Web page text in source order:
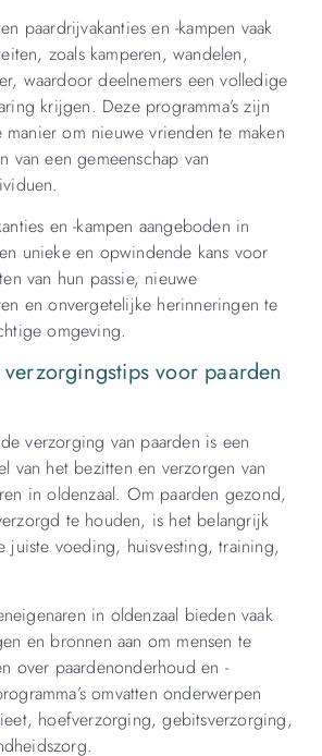
paardrijvakanties en -kampen vaak
zoals kamperen, wandelen,
waardoor deelnemers een volledige
krijgen. Deze programma’s zijn
om nieuwe vrienden te maken
van een gemeenschap van
en -kampen aangeboden in
unieke en opwindende kans voor
van hun passie, nieuwe
en onvergetelijke herinneringen te
omgeving.
voor paarden
verzorging van paarden is een
van het bezitten en verzorgen van
in oldenzaal. Om paarden gezond,
te houden, is het belangrijk
juiste voeding, huisvesting, training,
in oldenzaal bieden vaak
en bronnen aan om mensen te
over paardenonderhoud en -
omvatten onderwerpen
hoefverzorging, gebitsverzorging,